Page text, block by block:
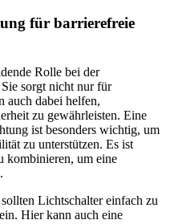
für barrierefreie
Rolle bei der
sorgt nicht nur für
auch dabei helfen,
zu gewährleisten. Eine
ist besonders wichtig, um
zu unterstützen. Es ist
kombinieren, um eine
Lichtschalter einfach zu
Hier kann auch eine